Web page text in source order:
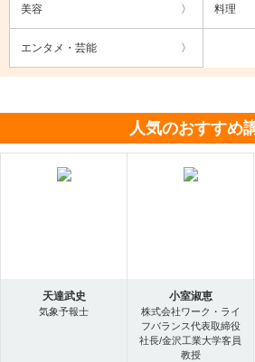
美容 料理
エンタメ・芸能
人気のおすすめ
天達武史
気象予報士
小室淑恵
株式会社ワーク・ライ
フバランス代表取締役
社長/金沢工業大学客員
教授